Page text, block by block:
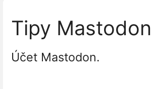
Tipy Mastodon
Účet Mastodon.